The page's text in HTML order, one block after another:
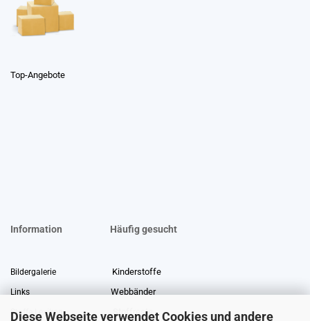
Diese Webseite verwendet Cookies und andere
Top-Angebote
Information Häufig gesucht
Bildergalerie Kinderstoffe
Links Webbänder
Stoffe Lexikon Stoffreste